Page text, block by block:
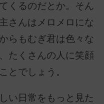
くるのだとか。そん
さんはメロメロにな
らもむぎ君は色々な
たくさんの人に笑顔
とでしょう。
い日常をもっと見た